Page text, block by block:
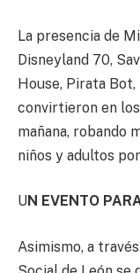
La presencia de
Disneyland 70,
House, Pirata
convirtieron en
mañana, robando
niños y adultos
UN EVENTO
Asimismo, a